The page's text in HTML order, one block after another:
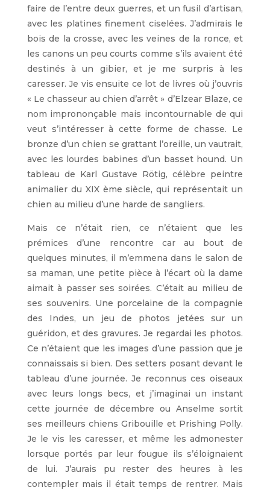
faire de l’entre deux guerres, et un fusil d’artisan,
avec les platines finement ciselées. J’admirais le
bois de la crosse, avec les veines de la ronce, et
les canons un peu courts comme s’ils avaient été
destinés à un gibier, et je me surpris à les
caresser. Je vis ensuite ce lot de livres où j’ouvris
« Le chasseur au chien d’arrêt » d’Elzear Blaze, ce
nom imprononçable mais incontournable de qui
veut s’intéresser à cette forme de chasse. Le
bronze d’un chien se grattant l’oreille, un vautrait,
avec les lourdes babines d’un basset hound. Un
tableau de Karl Gustave Rötig, célèbre peintre
animalier du XIX ème siècle, qui représentait un
chien au milieu d’une harde de sangliers.
Mais ce n’était rien, ce n’étaient que les
prémices d’une rencontre car au bout de
quelques minutes, il m’emmena dans le salon de
sa maman, une petite pièce à l’écart où la dame
aimait à passer ses soirées. C’était au milieu de
ses souvenirs. Une porcelaine de la compagnie
des Indes, un jeu de photos jetées sur un
guéridon, et des gravures. Je regardai les photos.
Ce n’étaient que les images d’une passion que je
connaissais si bien. Des setters posant devant le
tableau d’une journée. Je reconnus ces oiseaux
avec leurs longs becs, et j’imaginai un instant
cette journée de décembre ou Anselme sortit
ses meilleurs chiens Gribouille et Prishing Polly.
Je le vis les caresser, et même les admonester
lorsque portés par leur fougue ils s’éloignaient
de lui. J’aurais pu rester des heures à les
contempler mais il était temps de rentrer. Mais